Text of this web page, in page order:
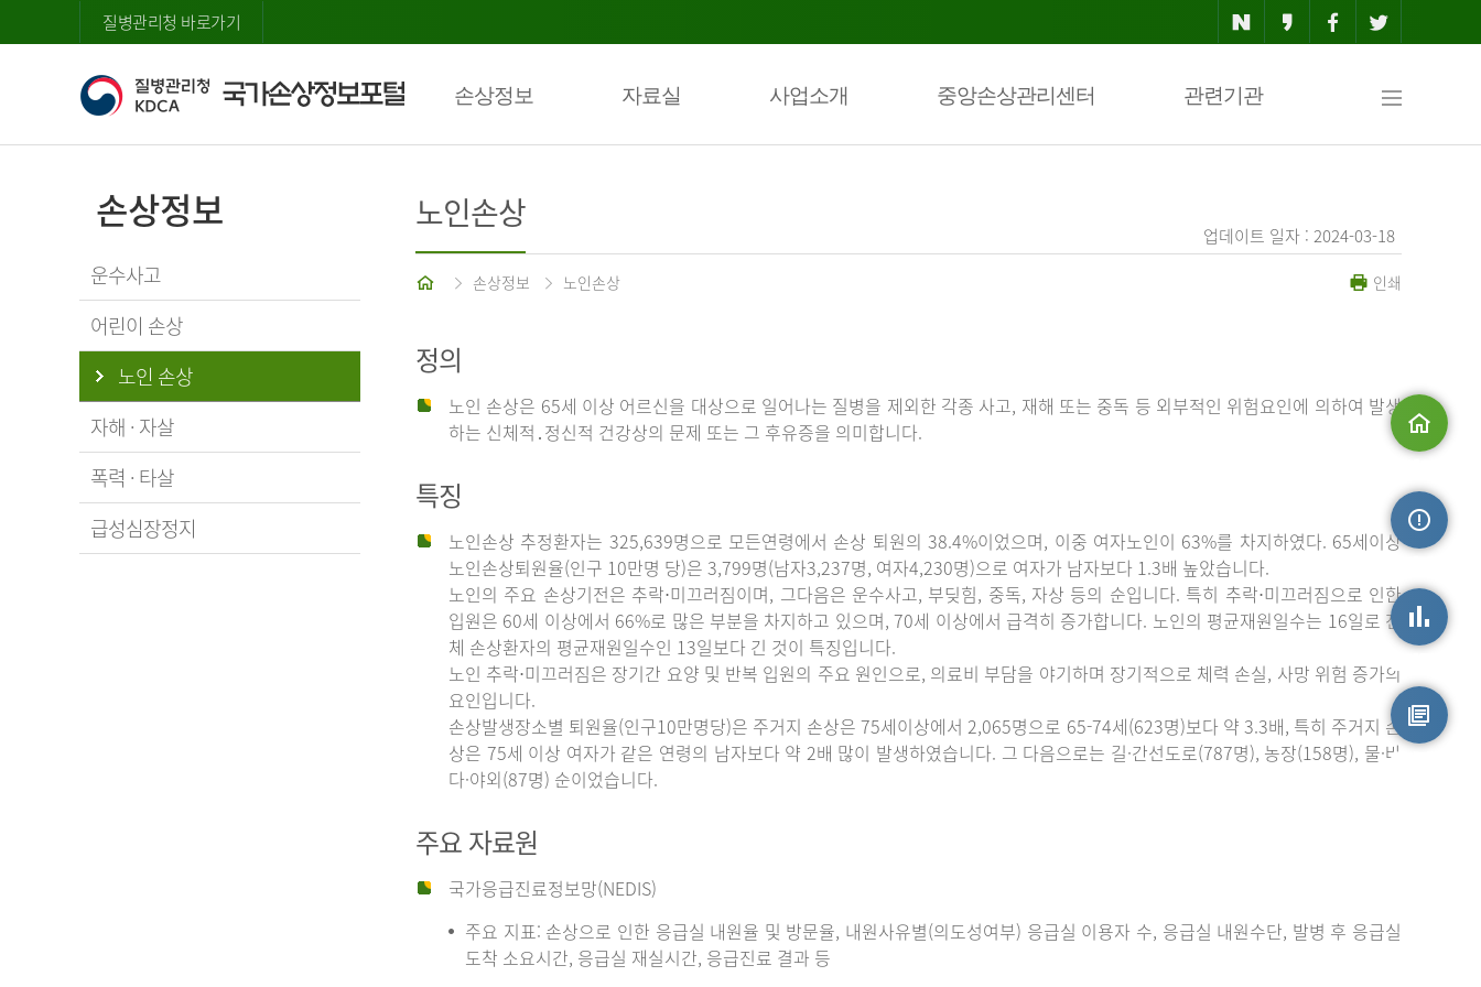
질병관리청 바로가기
손상정보 자료실 사업소개 중앙손상관리센터 관련기관
맵
손상정보
운수사고
어린이 손상
노인 손상
자해 · 자살
폭력 · 타살
급성심장정지
업데이트 일자 : 2024-03-18
노인손상
홈 손상정보 노인손상 인쇄
정의
노인 손상은 65세 이상 어르신을 대상으로 일어나는 질병을 제외한 각종 사고, 재해 또는 중독 등 외부적인 위험요인에 의하여 발생
하는 신체적․정신적 건강상의 문제 또는 그 후유증을 의미합니다.
특징
노인손상 추정환자는 325,639명으로 모든연령에서 손상 퇴원의 38.4%이었으며, 이중 여자노인이 63%를 차지하였다. 65세이상
노인손상퇴원율(인구 10만명 당)은 3,799명(남자3,237명, 여자4,230명)으로 여자가 남자보다 1.3배 높았습니다.
노인의 주요 손상기전은 추락⋅미끄러짐이며, 그다음은 운수사고, 부딪힘, 중독, 자상 등의 순입니다. 특히 추락⋅미끄러짐으로 인한
입원은 60세 이상에서 66%로 많은 부분을 차지하고 있으며, 70세 이상에서 급격히 증가합니다. 노인의 평균재원일수는 16일로 전
체 손상환자의 평균재원일수인 13일보다 긴 것이 특징입니다.
노인 추락⋅미끄러짐은 장기간 요양 및 반복 입원의 주요 원인으로, 의료비 부담을 야기하며 장기적으로 체력 손실, 사망 위험 증가의
요인입니다.
손상발생장소별 퇴원율(인구10만명당)은 주거지 손상은 75세이상에서 2,065명으로 65-74세(623명)보다 약 3.3배, 특히 주거지 손
상은 75세 이상 여자가 같은 연령의 남자보다 약 2배 많이 발생하였습니다. 그 다음으로는 길·간선도로(787명), 농장(158명), 물·바
다·야외(87명) 순이었습니다.
주요 자료원
국가응급진료정보망(NEDIS)
주요 지표: 손상으로 인한 응급실 내원율 및 방문율, 내원사유별(의도성여부) 응급실 이용자 수, 응급실 내원수단, 발병 후 응급실
도착 소요시간, 응급실 재실시간, 응급진료 결과 등
원시자료